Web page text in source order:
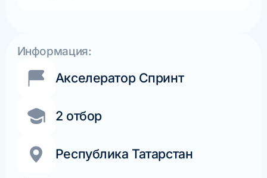
Информация:
Акселератор Спринт
2 отбор
Республика Татарстан